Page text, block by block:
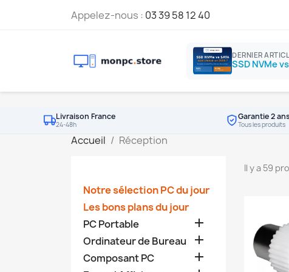
Appelez-nous : 03 39 58 12 40
DERNIER
Livraison France
24-48h
Garantie 2 ans
Tous les produits
Accueil Réception
Notre sélection PC du jour
Les bons plans du jour
PC Portable

Ordinateur de Bureau 
Composant PC 
Il y a 59